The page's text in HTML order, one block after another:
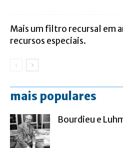
Mais um filtro recursal em
recursos especiais.
mais populares
Bourdieu e